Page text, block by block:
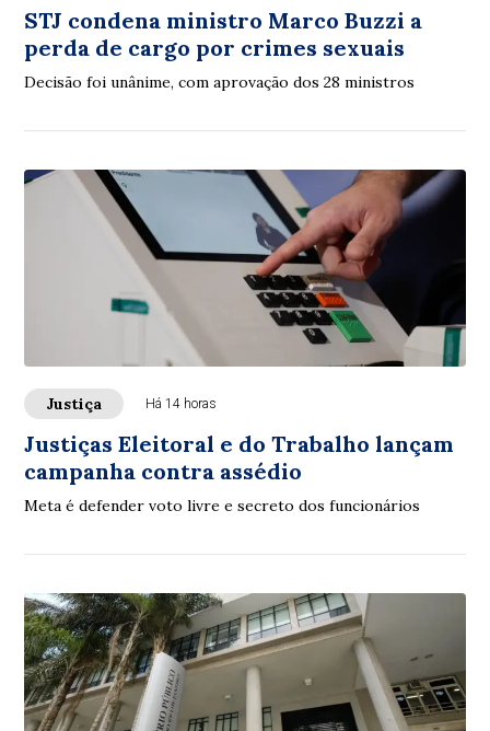
STJ condena ministro Marco Buzzi a
perda de cargo por crimes sexuais
Decisão foi unânime, com aprovação dos 28 ministros
Justiça Há 14 horas
Justiças Eleitoral e do Trabalho lançam
campanha contra assédio
Meta é defender voto livre e secreto dos funcionários